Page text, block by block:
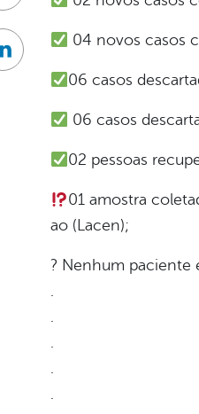
04 novos casos
06 casos
06 casos
02 pessoas
01 amostra
ao (Lacen);
? Nenhum paciente
.
.
.
.
.
Linkedin